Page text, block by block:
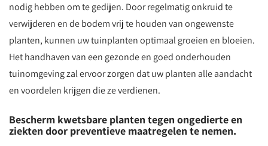
nodig hebben om te gedijen. Door regelmatig onkruid te
verwijderen en de bodem vrij te houden van ongewenste
planten, kunnen uw tuinplanten optimaal groeien en bloeien.
Het handhaven van een gezonde en goed onderhouden
tuinomgeving zal ervoor zorgen dat uw planten alle aandacht
en voordelen krijgen die ze verdienen.
Bescherm kwetsbare planten tegen ongedierte en
ziekten door preventieve maatregelen te nemen.